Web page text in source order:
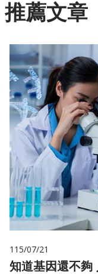
推薦文章
115/07/21